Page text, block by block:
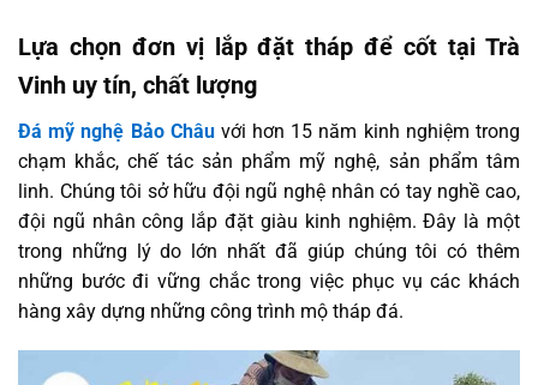
Lựa chọn đơn vị lắp đặt tháp để cốt tại Trà
Vinh uy tín, chất lượng
Đá mỹ nghệ Bảo Châuvới hơn 15 năm kinh nghiệm trong
chạm khắc, chế tác sản phẩm mỹ nghệ, sản phẩm tâm
linh. Chúng tôi sở hữu đội ngũ nghệ nhân có tay nghề cao,
đội ngũ nhân công lắp đặt giàu kinh nghiệm. Đây là một
trong những lý do lớn nhất đã giúp chúng tôi có thêm
những bước đi vững chắc trong việc phục vụ các khách
hàng xây dựng những công trình mộ tháp đá.